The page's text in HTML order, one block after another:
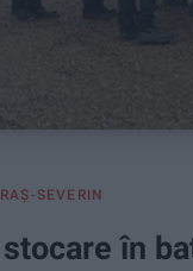
SEVERIN
în